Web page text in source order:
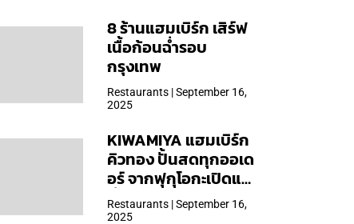
8 ร้านแฮมเบิร์ก เสิร์ฟ
เนื้อก้อนฉ่ำรอบ
กรุงเทพ
Restaurants | September 16,
2025
KIWAMIYA แฮมเบิร์ก
คิวทอง ปั้นสดทุกออเด
อร์ จากฟุกุโอกะเปิดแล้ว
ที่ Central Park
Restaurants | September 16,
2025